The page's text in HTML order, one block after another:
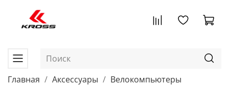
Главная Аксессуары Велокомпьютеры